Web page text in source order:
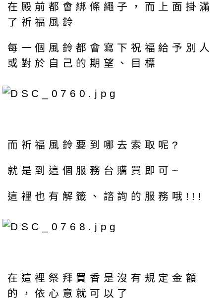
在殿前都會綁條繩子，而上面掛滿
了祈福風鈴
每一個風鈴都會寫下祝福給予別人
或對於自己的期望、目標
而祈福風鈴要到哪去索取呢?
就是到這個服務台購買即可~
這裡也有解籤、諮詢的服務哦!!!
在這裡祭拜買香是沒有規定金額
的，依心意就可以了